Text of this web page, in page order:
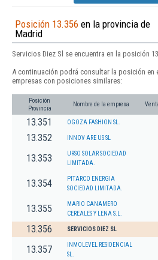
Posición 13.356 en la provincia de
Madrid
Servicios Diez Sl se encuentra en la posición
A continuación podrá consultar la posición en
empresas con posiciones similares:
Posición
Provincia
Nombre de la empresa
13.351 OGOZA FASHION SL.
13.352 INNOV ARE US SL
13.353
URSO SOLAR SOCIEDAD
LIMITADA.
13.354
PITARCO ENERGIA
SOCIEDAD LIMITADA.
13.355
MARIO CANAMERO
CEREALES Y LENA S.L.
13.356 SERVICIOS DIEZ SL
13.357
INMOLEVEL RESIDENCIAL
SL.